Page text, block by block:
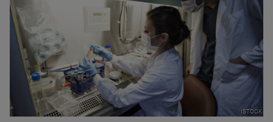
ISTOCK